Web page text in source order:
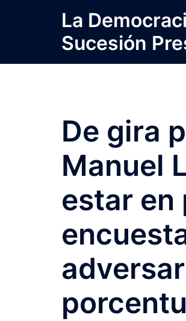
La
Sucesión
De gira
Manuel
estar en